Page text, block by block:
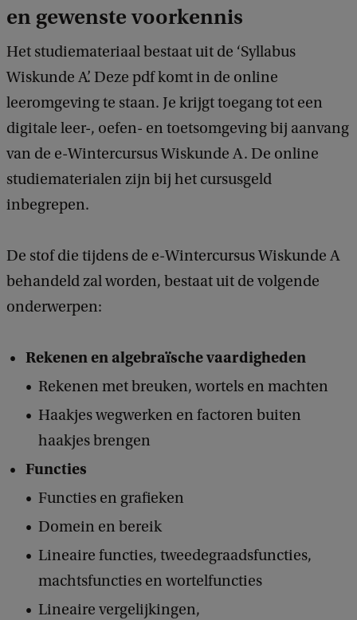
en gewenste voorkennis
Het studiemateriaal bestaat uit de ‘Syllabus
Wiskunde A’. Deze pdf komt in de online
leeromgeving te staan. Je krijgt toegang tot een
digitale leer-, oefen- en toetsomgeving bij aanvang
van de e-Wintercursus Wiskunde A. De online
studiematerialen zijn bij het cursusgeld
inbegrepen.
De stof die tijdens de e-Wintercursus Wiskunde A
behandeld zal worden, bestaat uit de volgende
onderwerpen:
Rekenen en algebraïsche vaardigheden
Rekenen met breuken, wortels en machten
Haakjes wegwerken en factoren buiten
haakjes brengen
Functies
Functies en grafieken
Domein en bereik
Lineaire functies, tweedegraadsfuncties,
machtsfuncties en wortelfuncties
Lineaire vergelijkingen,